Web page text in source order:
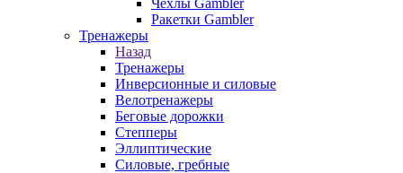
Чехлы Gambler
Ракетки Gambler
Тренажеры
Назад
Тренажеры
Инверсионные и силовые
Велотренажеры
Беговые дорожки
Степперы
Эллиптические
Силовые, гребные